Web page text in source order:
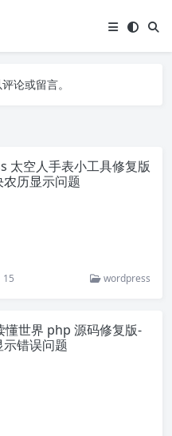
论或留言。
论或留言。
太空人手表小工具修复版
农历显示问题
15 wordpress
懂世界 php 源码修复版-
错误问题